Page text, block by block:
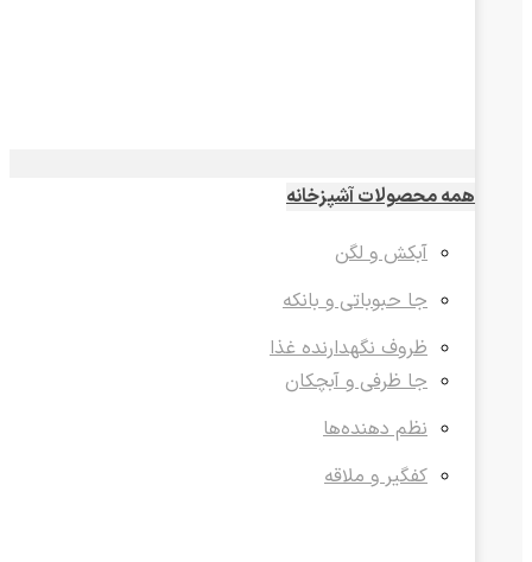
همه محصولات آشپزخانه
آبکش و لگن
جا حبوباتی و بانکه
ظروف نگهدارنده غذا
جا ظرفی و آبچکان
نظم دهنده‌ها
کفگیر و ملاقه